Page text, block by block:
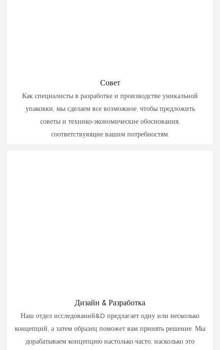
Совет
Как специалисты в разработке и производстве уникальной
упаковки, мы сделаем все возможное, чтобы предложить
советы и технико-экономические обоснования,
соответствующие вашим потребностям.
Дизайн & Разработка
Наш отдел исследований&D предлагает одну или несколько
концепций, а затем образец поможет вам принять решение. Мы
дорабатываем концепцию настолько часто, насколько это